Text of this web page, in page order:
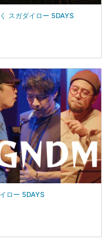
スガダイロー 5DAYS
ロー 5DAYS